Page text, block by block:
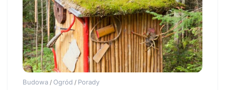
Budowa / Ogród / Porady